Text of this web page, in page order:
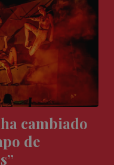
cambiado
de